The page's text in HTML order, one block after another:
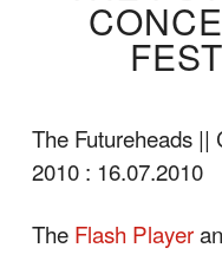
The Futureheads ||
2010 : 16.07.2010
The Flash Player